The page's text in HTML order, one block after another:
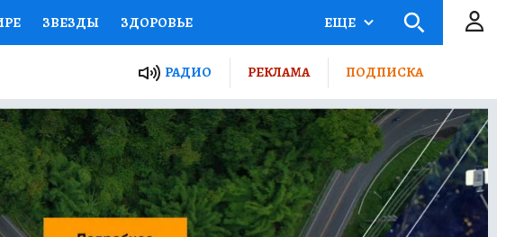
ЗВЕЗДЫ ЗДОРОВЬЕ
ПРОЕКТЫ РОССИИ
ЖЕНСКИЕ СЕКРЕТЫ ПУТЕВОДИТЕЛЬ
ДЕФИЦИТ ЖЕЛЕЗА ТУРИЗМ
У НАС ГИД ПОТРЕБИТЕЛЯ ВСЕ О КП
ЕЩЕ
РАДИО РЕКЛАМА ПОДПИСКА